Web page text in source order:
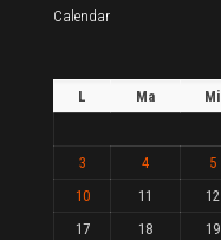
Calendar
L Ma Mi
3
4 5
10
11 12
17
18 19